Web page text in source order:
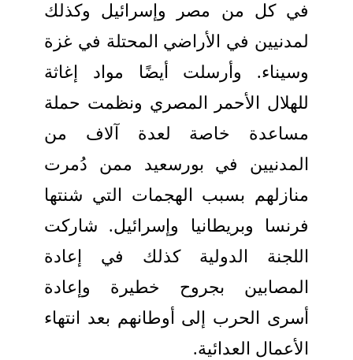
في كل من مصر وإسرائيل وكذلك
لمدنيين في الأراضي المحتلة في غزة
وسيناء. وأرسلت أيضًا مواد إغاثة
للهلال الأحمر المصري ونظمت حملة
مساعدة خاصة لعدة آلاف من
المدنيين في بورسعيد ممن دُمرت
منازلهم بسبب الهجمات التي شنتها
فرنسا وبريطانيا وإسرائيل. شاركت
اللجنة الدولية كذلك في إعادة
المصابين بجروح خطيرة وإعادة
أسرى الحرب إلى أوطانهم بعد انتهاء
الأعمال العدائية.